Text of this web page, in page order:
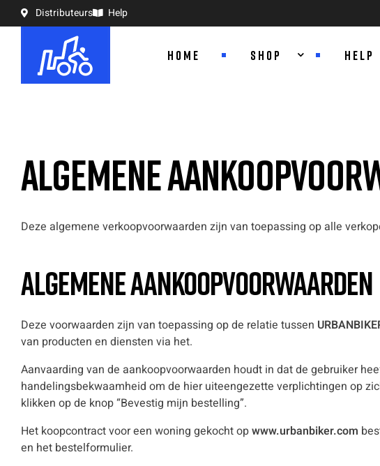
Distributeurs Help
HOME SHOP HELP
ALGEMENE
Deze algemene verkoopvoorwaarden zijn van toepassing op alle
Algemene aankoopvoorwaarden
Deze voorwaarden zijn van toepassing op de relatie tussen
van producten en diensten via het.
Aanvaarding van de aankoopvoorwaarden houdt in dat de gebruiker
handelingsbekwaamheid om de hier uiteengezette verplichtingen op
klikken op de knop “Bevestig mijn bestelling”.
Het koopcontract voor een woning gekocht opwww.urbanbiker.com
en het bestelformulier.